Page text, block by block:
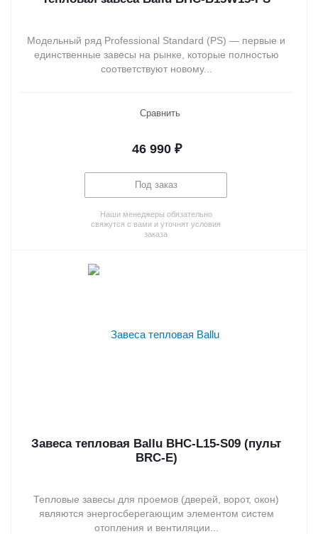
Модельный ряд Professional Standard (PS) — первые и
единственные завесы на рынке, которые полностью
соответствуют новому...
Сравнить
46 990₽
Под заказ
Наши менеджеры обязательно
свяжутся с вами и уточнят условия
заказа
Завеса тепловая Ballu BHC-L15-S09 (пульт
BRC-E)
Тепловые завесы для проемов (дверей, ворот, окон)
являются энергосберегающим элементом систем
отопления и вентиляции...